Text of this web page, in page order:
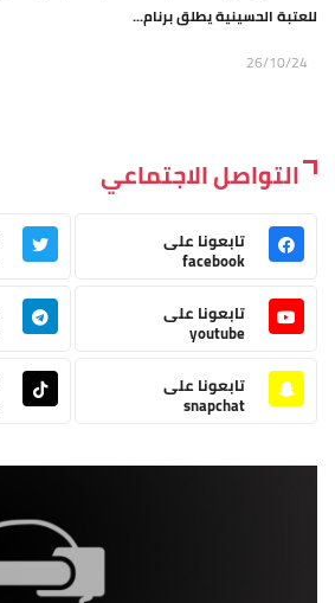
للعتبة الحسينية يطلق برنام...
26/10/24
التواصل الاجتماعي
تابعونا على
facebook
تابعونا على
youtube
تابعونا على
snapchat